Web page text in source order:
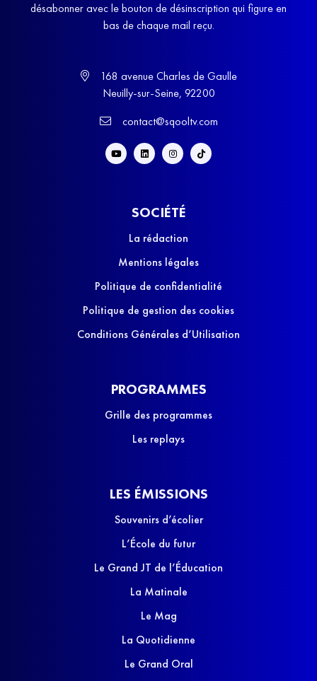
désabonner avec le bouton de désinscription qui figure en
bas de chaque mail reçu.
168 avenue Charles de Gaulle
Neuilly-sur-Seine, 92200
contact@sqooltv.com
SOCIÉTÉ
La rédaction
Mentions légales
Politique de confidentialité
Politique de gestion des cookies
Conditions Générales d’Utilisation
PROGRAMMES
Grille des programmes
Les replays
LES ÉMISSIONS
Souvenirs d’écolier
L’École du futur
Le Grand JT de l’Éducation
La Matinale
Le Mag
La Quotidienne
Le Grand Oral